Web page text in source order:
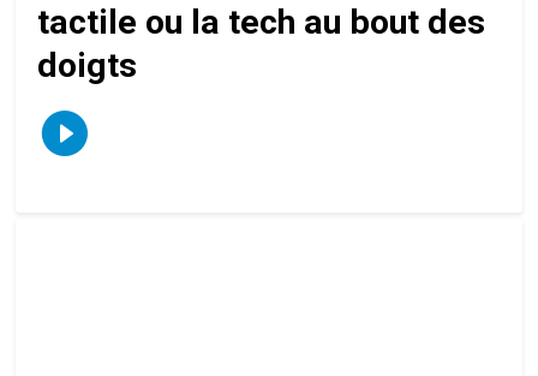
tactile ou la tech au bout des
doigts